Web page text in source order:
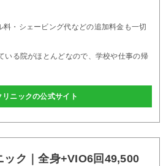
・シェービング代などの追加料金も一切
いる院がほとんどなので、学校や仕事の帰
リニックの公式サイト
ック｜全身+VIO6回49,500